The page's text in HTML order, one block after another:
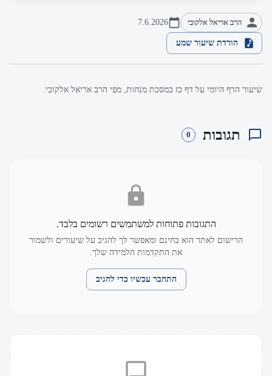
הרב אריאל אלקובי 7.6.2026
הורדת שיעור שמע
שיעור הדף היומי על דף כז במסכת מנחות, מפי הרב אריאל אלקובי.
תגובות 0
התגובות פתוחות למשתמשים רשומים בלבד.
הרישום לאתר הוא בחינם ומאפשר לך להגיב על שיעורים ולשמור
את התקדמות הלמידה שלך.
התחבר עכשיו כדי להגיב